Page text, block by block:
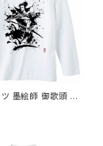
墨絵師 御歌頭 デ
信長 戦国武将 白
おすすめ かっこい